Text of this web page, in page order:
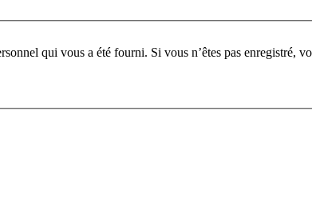
Pour participer à ce forum, vous devez vous enregistrer au préalable. Merci d’indiquer ci-dessous l’identifiant personnel qui